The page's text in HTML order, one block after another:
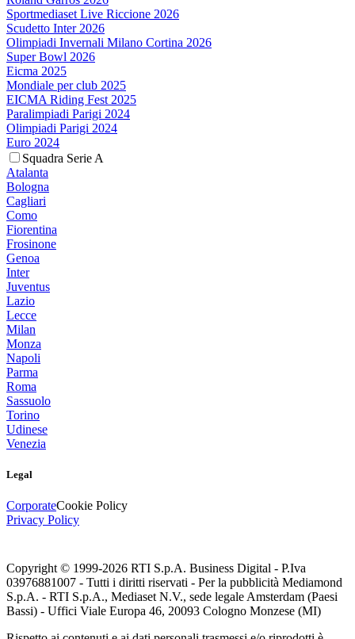
Sportmediaset Live Riccione 2026
Scudetto Inter 2026
Olimpiadi Invernali Milano Cortina 2026
Super Bowl 2026
Eicma 2025
Mondiale per club 2025
EICMA Riding Fest 2025
Paralimpiadi Parigi 2024
Olimpiadi Parigi 2024
Euro 2024
Squadra Serie A
Atalanta
Bologna
Cagliari
Como
Fiorentina
Frosinone
Genoa
Inter
Juventus
Lazio
Lecce
Milan
Monza
Napoli
Parma
Roma
Sassuolo
Torino
Udinese
Venezia
Legal
CorporateCookie Policy
Privacy Policy
Copyright © 1999-2026 RTI S.p.A. Business Digital - P.Iva
03976881007 - Tutti i diritti riservati - Per la pubblicità Mediamond
S.p.A. - RTI S.p.A., Mediaset N.V., sede legale Amsterdam (Paesi
Bassi) - Uffici Viale Europa 46, 20093 Cologno Monzese (MI)